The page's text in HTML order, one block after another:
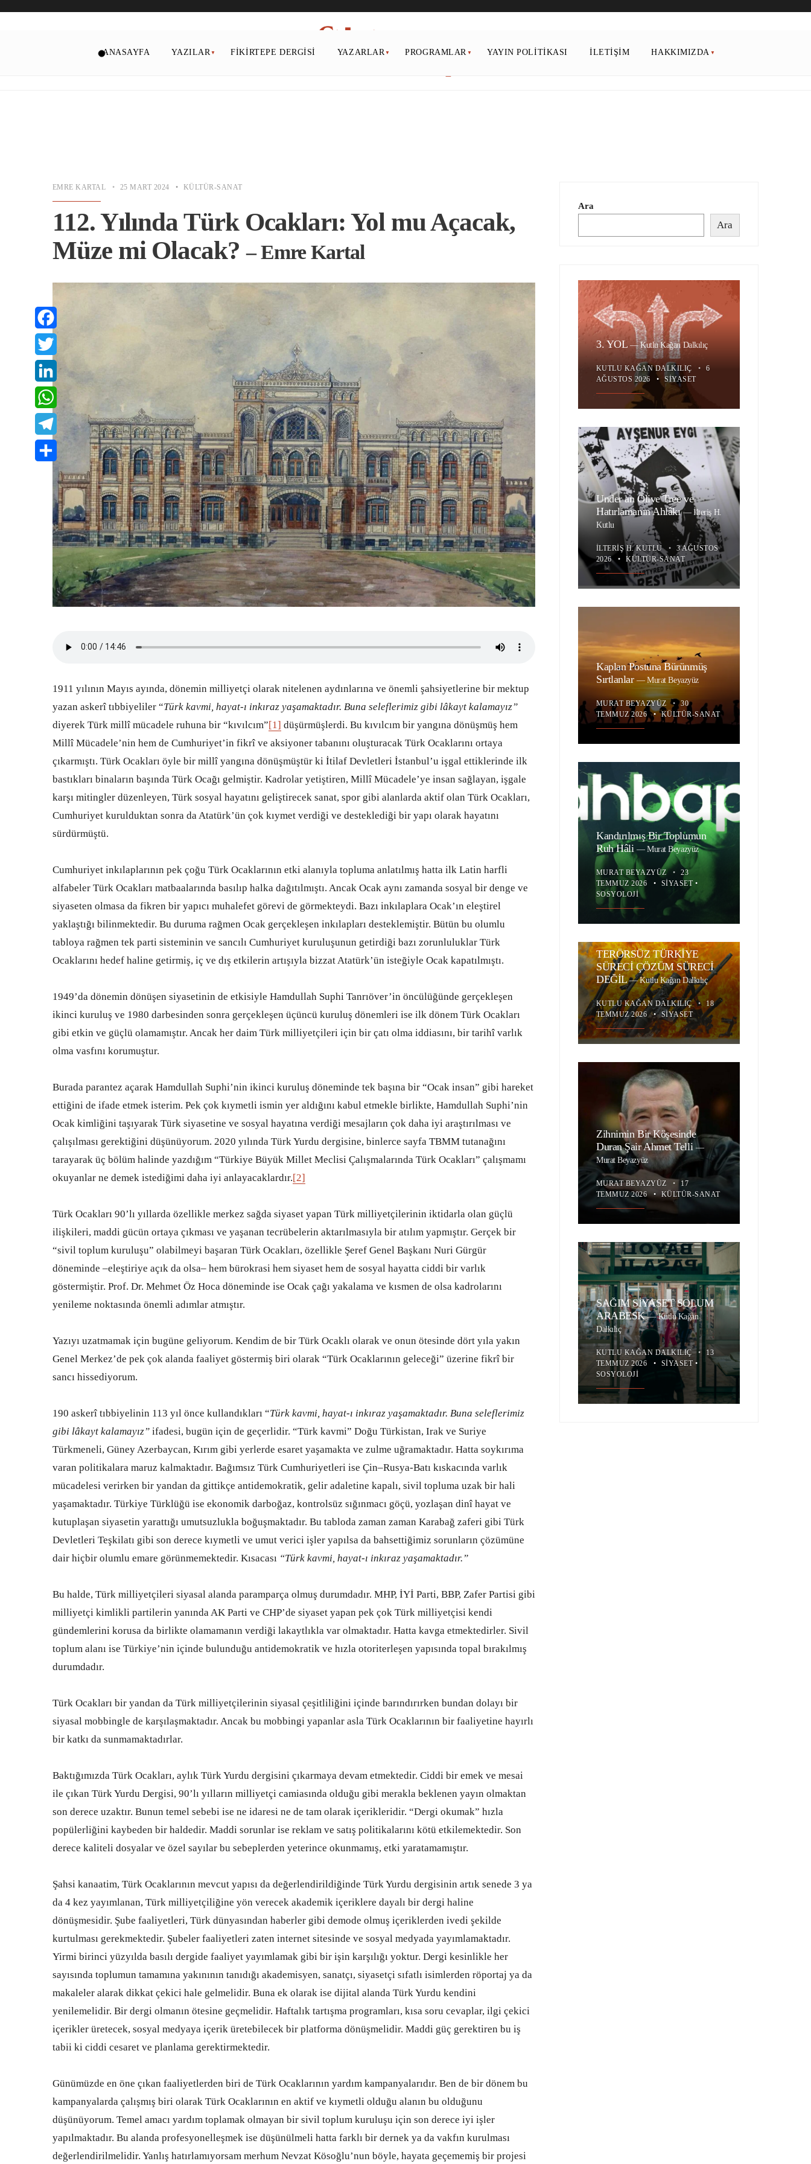
ANASAYFA YAZILAR FIKIRTEPE DERGISI YAZARLAR PROGRAMLAR YAYIN POLITIKASI İLETIŞIM HAKKIMIZDA
EMRE KARTAL • 25 MART 2024 • KÜLTÜR-SANAT
112. Yılında Türk Ocakları: Yol mu Açacak,
Müze mi Olacak?– Emre Kartal
1911 yılının Mayıs ayında, dönemin milliyetçi olarak nitelenen aydınlarına ve önemli şahsiyetlerine bir mektup
yazan askerî tıbbiyeliler “Türk kavmi, hayat-ı inkıraz yaşamaktadır. Buna seleflerimiz gibi lâkayt kalamayız”
diyerek Türk millî mücadele ruhuna bir “kıvılcım”[1] düşürmüşlerdi. Bu kıvılcım bir yangına dönüşmüş hem
Millî Mücadele’nin hem de Cumhuriyet’in fikrî ve aksiyoner tabanını oluşturacak Türk Ocaklarını ortaya
çıkarmıştı. Türk Ocakları öyle bir millî yangına dönüşmüştür ki İtilaf Devletleri İstanbul’u işgal ettiklerinde ilk
bastıkları binaların başında Türk Ocağı gelmiştir. Kadrolar yetiştiren, Millî Mücadele’ye insan sağlayan, işgale
karşı mitingler düzenleyen, Türk sosyal hayatını geliştirecek sanat, spor gibi alanlarda aktif olan Türk Ocakları,
Cumhuriyet kurulduktan sonra da Atatürk’ün çok kıymet verdiği ve desteklediği bir yapı olarak hayatını
sürdürmüştü.
Cumhuriyet inkılaplarının pek çoğu Türk Ocaklarının etki alanıyla topluma anlatılmış hatta ilk Latin harfli
alfabeler Türk Ocakları matbaalarında basılıp halka dağıtılmıştı. Ancak Ocak aynı zamanda sosyal bir denge ve
siyaseten olmasa da fikren bir yapıcı muhalefet görevi de görmekteydi. Bazı inkılaplara Ocak’ın eleştirel
yaklaştığı bilinmektedir. Bu duruma rağmen Ocak gerçekleşen inkılapları desteklemiştir. Bütün bu olumlu
tabloya rağmen tek parti sisteminin ve sancılı Cumhuriyet kuruluşunun getirdiği bazı zorunluluklar Türk
Ocaklarını hedef haline getirmiş, iç ve dış etkilerin artışıyla bizzat Atatürk’ün isteğiyle Ocak kapatılmıştı.
1949’da dönemin dönüşen siyasetinin de etkisiyle Hamdullah Suphi Tanrıöver’in öncülüğünde gerçekleşen
ikinci kuruluş ve 1980 darbesinden sonra gerçekleşen üçüncü kuruluş dönemleri ise ilk dönem Türk Ocakları
gibi etkin ve güçlü olamamıştır. Ancak her daim Türk milliyetçileri için bir çatı olma iddiasını, bir tarihî varlık
olma vasfını korumuştur.
Burada parantez açarak Hamdullah Suphi’nin ikinci kuruluş döneminde tek başına bir “Ocak insan” gibi hareket
ettiğini de ifade etmek isterim. Pek çok kıymetli ismin yer aldığını kabul etmekle birlikte, Hamdullah Suphi’nin
Ocak kimliğini taşıyarak Türk siyasetine ve sosyal hayatına verdiği mesajların çok daha iyi araştırılması ve
çalışılması gerektiğini düşünüyorum. 2020 yılında Türk Yurdu dergisine, binlerce sayfa TBMM tutanağını
tarayarak üç bölüm halinde yazdığım “Türkiye Büyük Millet Meclisi Çalışmalarında Türk Ocakları” çalışmamı
okuyanlar ne demek istediğimi daha iyi anlayacaklardır.[2]
Türk Ocakları 90’lı yıllarda özellikle merkez sağda siyaset yapan Türk milliyetçilerinin iktidarla olan güçlü
ilişkileri, maddi gücün ortaya çıkması ve yaşanan tecrübelerin aktarılmasıyla bir atılım yapmıştır. Gerçek bir
“sivil toplum kuruluşu” olabilmeyi başaran Türk Ocakları, özellikle Şeref Genel Başkanı Nuri Gürgür
döneminde –eleştiriye açık da olsa– hem bürokrasi hem siyaset hem de sosyal hayatta ciddi bir varlık
göstermiştir. Prof. Dr. Mehmet Öz Hoca döneminde ise Ocak çağı yakalama ve kısmen de olsa kadrolarını
yenileme noktasında önemli adımlar atmıştır.
Yazıyı uzatmamak için bugüne geliyorum. Kendim de bir Türk Ocaklı olarak ve onun ötesinde dört yıla yakın
Genel Merkez’de pek çok alanda faaliyet göstermiş biri olarak “Türk Ocaklarının geleceği” üzerine fikrî bir
sancı hissediyorum.
190 askerî tıbbiyelinin 113 yıl önce kullandıkları “Türk kavmi, hayat-ı inkıraz yaşamaktadır. Buna seleflerimiz
gibi lâkayt kalamayız” ifadesi, bugün için de geçerlidir. “Türk kavmi” Doğu Türkistan, Irak ve Suriye
Türkmeneli, Güney Azerbaycan, Kırım gibi yerlerde esaret yaşamakta ve zulme uğramaktadır. Hatta soykırıma
varan politikalara maruz kalmaktadır. Bağımsız Türk Cumhuriyetleri ise Çin–Rusya-Batı kıskacında varlık
mücadelesi verirken bir yandan da gittikçe antidemokratik, gelir adaletine kapalı, sivil topluma uzak bir hali
yaşamaktadır. Türkiye Türklüğü ise ekonomik darboğaz, kontrolsüz sığınmacı göçü, yozlaşan dinî hayat ve
kutuplaşan siyasetin yarattığı umutsuzlukla boğuşmaktadır. Bu tabloda zaman zaman Karabağ zaferi gibi Türk
Devletleri Teşkilatı gibi son derece kıymetli ve umut verici işler yapılsa da bahsettiğimiz sorunların çözümüne
dair hiçbir olumlu emare görünmemektedir. Kısacası “Türk kavmi, hayat-ı inkıraz yaşamaktadır.”
Bu halde, Türk milliyetçileri siyasal alanda paramparça olmuş durumdadır. MHP, İYİ Parti, BBP, Zafer Partisi gibi
milliyetçi kimlikli partilerin yanında AK Parti ve CHP’de siyaset yapan pek çok Türk milliyetçisi kendi
gündemlerini korusa da birlikte olamamanın verdiği lakaytlıkla var olmaktadır. Hatta kavga etmektedirler. Sivil
toplum alanı ise Türkiye’nin içinde bulunduğu antidemokratik ve hızla otoriterleşen yapısında topal bırakılmış
durumdadır.
Türk Ocakları bir yandan da Türk milliyetçilerinin siyasal çeşitliliğini içinde barındırırken bundan dolayı bir
siyasal mobbingle de karşılaşmaktadır. Ancak bu mobbingi yapanlar asla Türk Ocaklarının bir faaliyetine hayırlı
bir katkı da sunmamaktadırlar.
Baktığımızda Türk Ocakları, aylık Türk Yurdu dergisini çıkarmaya devam etmektedir. Ciddi bir emek ve mesai
ile çıkan Türk Yurdu Dergisi, 90’lı yılların milliyetçi camiasında olduğu gibi merakla beklenen yayın olmaktan
son derece uzaktır. Bunun temel sebebi ise ne idaresi ne de tam olarak içerikleridir. “Dergi okumak” hızla
popülerliğini kaybeden bir haldedir. Maddi sorunlar ise reklam ve satış politikalarını kötü etkilemektedir. Son
derece kaliteli dosyalar ve özel sayılar bu sebeplerden yeterince okunmamış, etki yaratamamıştır.
Şahsi kanaatim, Türk Ocaklarının mevcut yapısı da değerlendirildiğinde Türk Yurdu dergisinin artık senede 3 ya
da 4 kez yayımlanan, Türk milliyetçiliğine yön verecek akademik içeriklere dayalı bir dergi haline
dönüşmesidir. Şube faaliyetleri, Türk dünyasından haberler gibi demode olmuş içeriklerden ivedi şekilde
kurtulması gerekmektedir. Şubeler faaliyetleri zaten internet sitesinde ve sosyal medyada yayımlamaktadır.
Yirmi birinci yüzyılda basılı dergide faaliyet yayımlamak gibi bir işin karşılığı yoktur. Dergi kesinlikle her
sayısında toplumun tamamına yakınının tanıdığı akademisyen, sanatçı, siyasetçi sıfatlı isimlerden röportaj ya da
makaleler alarak dikkat çekici hale gelmelidir. Buna ek olarak ise dijital alanda Türk Yurdu kendini
yenilemelidir. Bir dergi olmanın ötesine geçmelidir. Haftalık tartışma programları, kısa soru cevaplar, ilgi çekici
içerikler üretecek, sosyal medyaya içerik üretebilecek bir platforma dönüşmelidir. Maddi güç gerektiren bu iş
tabii ki ciddi cesaret ve planlama gerektirmektedir.
Günümüzde en öne çıkan faaliyetlerden biri de Türk Ocaklarının yardım kampanyalarıdır. Ben de bir dönem bu
kampanyalarda çalışmış biri olarak Türk Ocaklarının en aktif ve kıymetli olduğu alanın bu olduğunu
düşünüyorum. Temel amacı yardım toplamak olmayan bir sivil toplum kuruluşu için son derece iyi işler
yapılmaktadır. Bu alanda profesyonelleşmek ise düşünülmeli hatta farklı bir dernek ya da vakfın kurulması
değerlendirilmelidir. Yanlış hatırlamıyorsam merhum Nevzat Kösoğlu’nun böyle, hayata geçememiş bir projesi
Ara
Ara
3. YOL—Kutlu Kağan Dalkılıç
KUTLU KAĞAN DALKILIÇ •
6
AĞUSTOS 2026
• SIYASET
Under an Olive Tree ve
Hatırlamanın Ahlâkı—İlteriş H.
Kutlu
İLTERIŞ H. KUTLU •
3 AĞUSTOS
2026
• KÜLTÜR-SANAT
Kaplan Postuna Bürünmüş
Sırtlanlar—Murat Beyazyüz
MURAT BEYAZYÜZ •
30
TEMMUZ 2026 • KÜLTÜR-SANAT
Kandırılmış Bir Toplumun
Ruh Hâli —Murat Beyazyüz
MURAT BEYAZYÜZ •
23
TEMMUZ 2026
• SIYASET•
SOSYOLOJI
TERÖRSÜZ TÜRKİYE
SÜRECİ ÇÖZÜM SÜRECİ
DEĞİL—Kutlu Kağan Dalkılıç
KUTLU KAĞAN DALKILIÇ • 18
TEMMUZ 2026 • SIYASET
Zihnimin Bir Köşesinde
Duran Şair Ahmet Telli —
Murat Beyazyüz
MURAT BEYAZYÜZ •
17
TEMMUZ 2026 • KÜLTÜR-SANAT
SAĞIM SİYASET SOLUM
ARABESK—Kutlu Kağan
Dalkılıç
KUTLU KAĞAN DALKILIÇ •
13
TEMMUZ 2026
• SIYASET•
SOSYOLOJI
Facebook
Twitter
LinkedIn
WhatsApp
Telegram
Share